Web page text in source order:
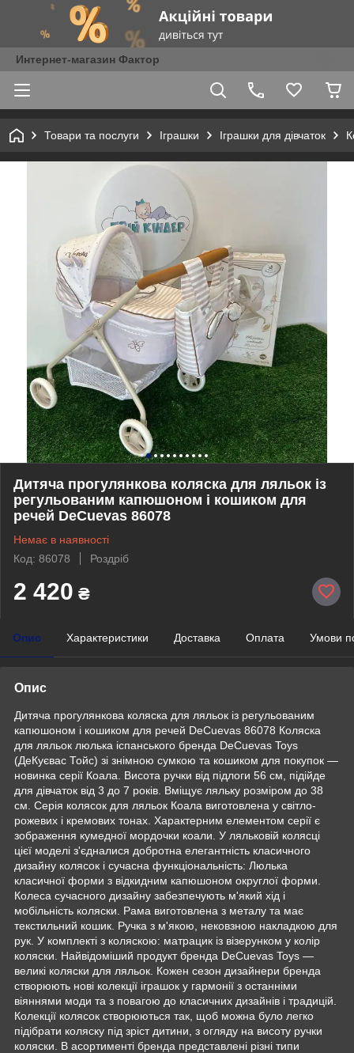
Интернет-магазин Фактор
Товари та послуги Іграшки Іграшки для дівчаток
Дитяча прогулянкова коляска для ляльок із
регульованим капюшоном і кошиком для
речей DeCuevas 86078
Немає в наявності
Код: 86078
Роздріб
2 420 ₴
Опис Характеристики Доставка Оплата Умови
Опис
Дитяча прогулянкова коляска для ляльок із регульованим
капюшоном і кошиком для речей DeCuevas 86078 Коляска
для ляльок люлька іспанського бренда DeCuevas Toys
(ДеКуєвас Тойс) зі знімною сумкою та кошиком для покупок —
новинка серії Коала. Висота ручки від підлоги 56 см, підійде
для дівчаток від 3 до 7 років. Вміщує ляльку розміром до 38
см. Серія колясок для ляльок Коала виготовлена у світло-
рожевих і кремових тонах. Характерним елементом серії є
зображення кумедної мордочки коали. У ляльковій колясці
цієї моделі з'єдналися добротна елегантність класичного
дизайну колясок і сучасна функціональність: Люлька
класичної форми з відкидним капюшоном округлої форми.
Колеса сучасного дизайну забезпечують м'який хід і
мобільність коляски. Рама виготовлена з металу та має
текстильний кошик. Ручка з м'якою, нековзною накладкою для
рук. У комплекті з коляскою: матрацик із візерунком у колір
коляски. Найвідоміший продукт бренда DeCuevas Toys —
великі коляски для ляльок. Кожен сезон дизайнери бренда
створюють нові колекції іграшок у гармонії з останніми
віяннями моди та з повагою до класичних дизайнів і традицій.
Колекції колясок створюються так, щоб можна було легко
підібрати коляску під зріст дитини, з огляду на висоту ручки
коляски. В асортименті бренда представлені різні типи